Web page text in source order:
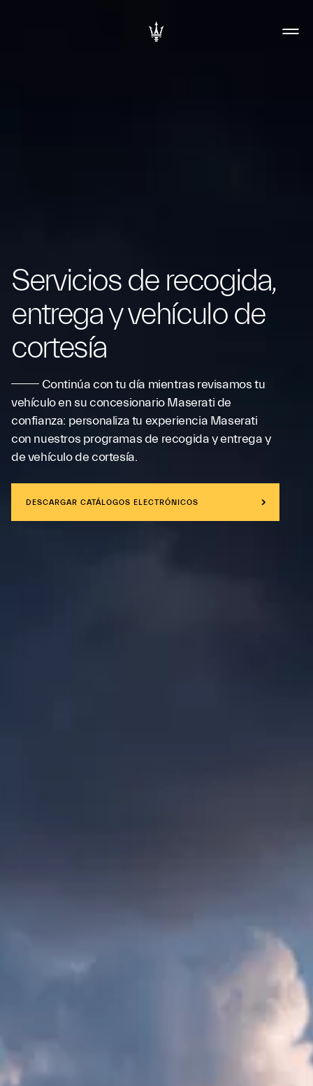
Servicios de recogida,
entrega y vehículo de
cortesía
Continúa con tu día mientras revisamos tu
vehículo en su concesionario Maserati de
confianza: personaliza tu experiencia Maserati
con nuestros programas de recogida y entrega y
de vehículo de cortesía.
DESCARGAR CATÁLOGOS ELECTRÓNICOS